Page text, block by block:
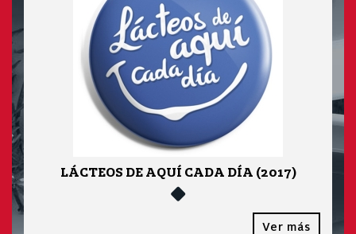
LÁCTEOS DE AQUÍ CADA DÍA (2017)
Ver más